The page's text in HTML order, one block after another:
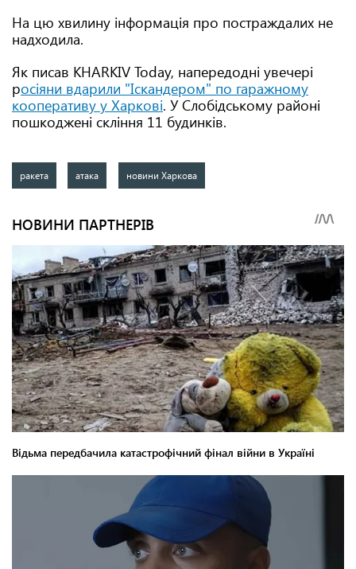
На цю хвилину інформація про постраждалих не
надходила.
Як писав KHARKIV Today, напередодні увечері
росіяни вдарили "Іскандером" по гаражному
кооперативу у Харкові. У Слобідському районі
пошкоджені скління 11 будинків.
ракета атака новини Харкова